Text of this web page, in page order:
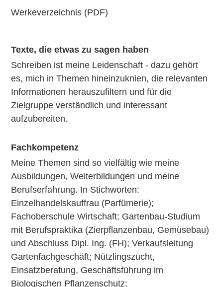
Werkeverzeichnis (PDF)
Texte, die etwas zu sagen haben
Schreiben ist meine Leidenschaft - dazu gehört
es, mich in Themen hineinzuknien, die relevanten
Informationen herauszufiltern und für die
Zielgruppe verständlich und interessant
aufzubereiten.
Fachkompetenz
Meine Themen sind so vielfältig wie meine
Ausbildungen, Weiterbildungen und meine
Berufserfahrung. In Stichworten:
Einzelhandelskauffrau (Parfümerie);
Fachoberschule Wirtschaft; Gartenbau-Studium
mit Berufspraktika (Zierpflanzenbau, Gemüsebau)
und Abschluss Dipl. Ing. (FH); Verkaufsleitung
Gartenfachgeschäft; Nützlingszucht,
Einsatzberatung, Geschäftsführung im
Biologischen Pflanzenschutz;